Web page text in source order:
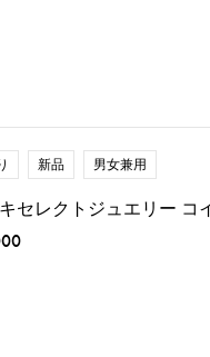
新品 男女兼用
セレクトジュエリー コ